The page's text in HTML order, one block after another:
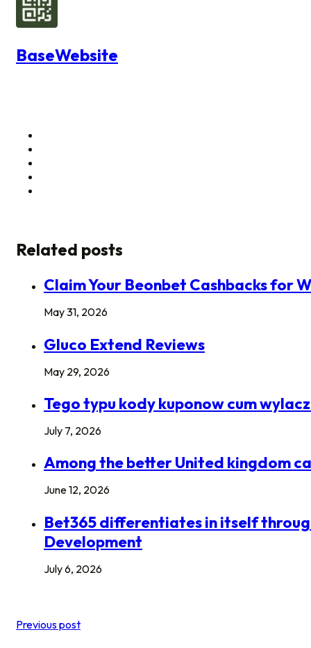
BaseWebsite
Related posts
Claim Your Beonbet Cashbacks for
May 31, 2026
Gluco Extend Reviews
May 29, 2026
Tego typu kody kuponow cum
July 7, 2026
Among the better United kingdom
June 12, 2026
Bet365 differentiates in itself
Development
July 6, 2026
Previous post